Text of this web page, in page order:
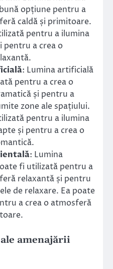
opțiune pentru a
caldă și primitoare.
pentru a ilumina
pentru a crea o
: Lumina artificială
pentru a crea o
și pentru a
zone ale spațiului.
pentru a ilumina
și pentru a crea o
: Lumina
fi utilizată pentru a
relaxantă și pentru
de relaxare. Ea poate
a crea o atmosferă
amenajării